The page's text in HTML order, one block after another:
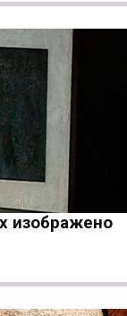
изображено